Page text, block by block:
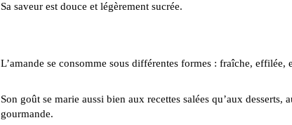
Sa saveur est douce et légèrement sucrée.
L’amande se consomme sous différentes formes : fraîche, effilée,
Son goût se marie aussi bien aux recettes salées qu’aux desserts,
gourmande.